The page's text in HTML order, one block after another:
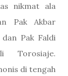
nikmat ala
Pak Akbar
Pak Faldi
Torosiaje.
di tengah